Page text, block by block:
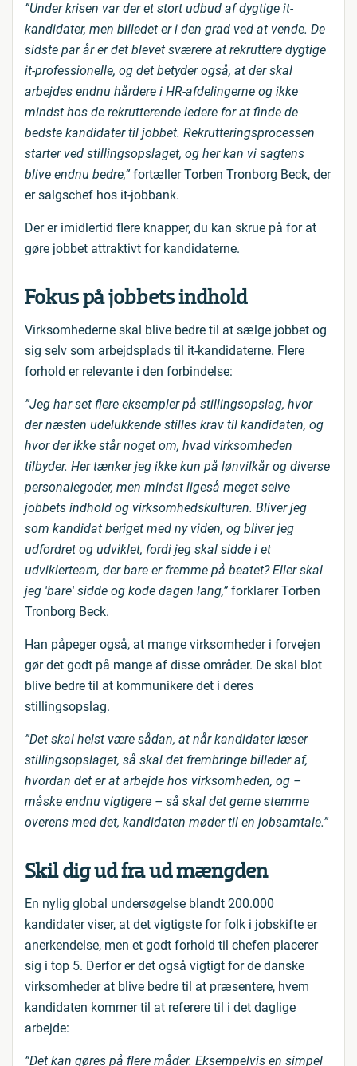
”Under krisen var der et stort udbud af dygtige it-
kandidater, men billedet er i den grad ved at vende. De
sidste par år er det blevet sværere at rekruttere dygtige
it-professionelle, og det betyder også, at der skal
arbejdes endnu hårdere i HR-afdelingerne og ikke
mindst hos de rekrutterende ledere for at finde de
bedste kandidater til jobbet. Rekrutteringsprocessen
starter ved stillingsopslaget, og her kan vi sagtens
blive endnu bedre,” fortæller Torben Tronborg Beck, der
er salgschef hos it-jobbank.
Der er imidlertid flere knapper, du kan skrue på for at
gøre jobbet attraktivt for kandidaterne.
Fokus på jobbets indhold
Virksomhederne skal blive bedre til at sælge jobbet og
sig selv som arbejdsplads til it-kandidaterne. Flere
forhold er relevante i den forbindelse:
”Jeg har set flere eksempler på stillingsopslag, hvor
der næsten udelukkende stilles krav til kandidaten, og
hvor der ikke står noget om, hvad virksomheden
tilbyder. Her tænker jeg ikke kun på lønvilkår og diverse
personalegoder, men mindst ligeså meget selve
jobbets indhold og virksomhedskulturen. Bliver jeg
som kandidat beriget med ny viden, og bliver jeg
udfordret og udviklet, fordi jeg skal sidde i et
udviklerteam, der bare er fremme på beatet? Eller skal
jeg 'bare' sidde og kode dagen lang,” forklarer Torben
Tronborg Beck.
Han påpeger også, at mange virksomheder i forvejen
gør det godt på mange af disse områder. De skal blot
blive bedre til at kommunikere det i deres
stillingsopslag.
”Det skal helst være sådan, at når kandidater læser
stillingsopslaget, så skal det frembringe billeder af,
hvordan det er at arbejde hos virksomheden, og –
måske endnu vigtigere – så skal det gerne stemme
overens med det, kandidaten møder til en jobsamtale.”
Skil dig ud fra ud mængden
En nylig global undersøgelse blandt 200.000
kandidater viser, at det vigtigste for folk i jobskifte er
anerkendelse, men et godt forhold til chefen placerer
sig i top 5. Derfor er det også vigtigt for de danske
virksomheder at blive bedre til at præsentere, hvem
kandidaten kommer til at referere til i det daglige
arbejde:
”Det kan gøres på flere måder. Eksempelvis en simpel